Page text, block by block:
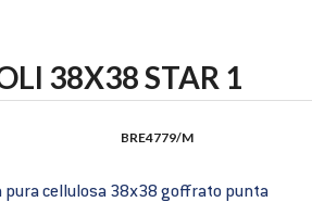
38X38 STAR 1
BRE4779/M
pura cellulosa 38x38 goffrato punta